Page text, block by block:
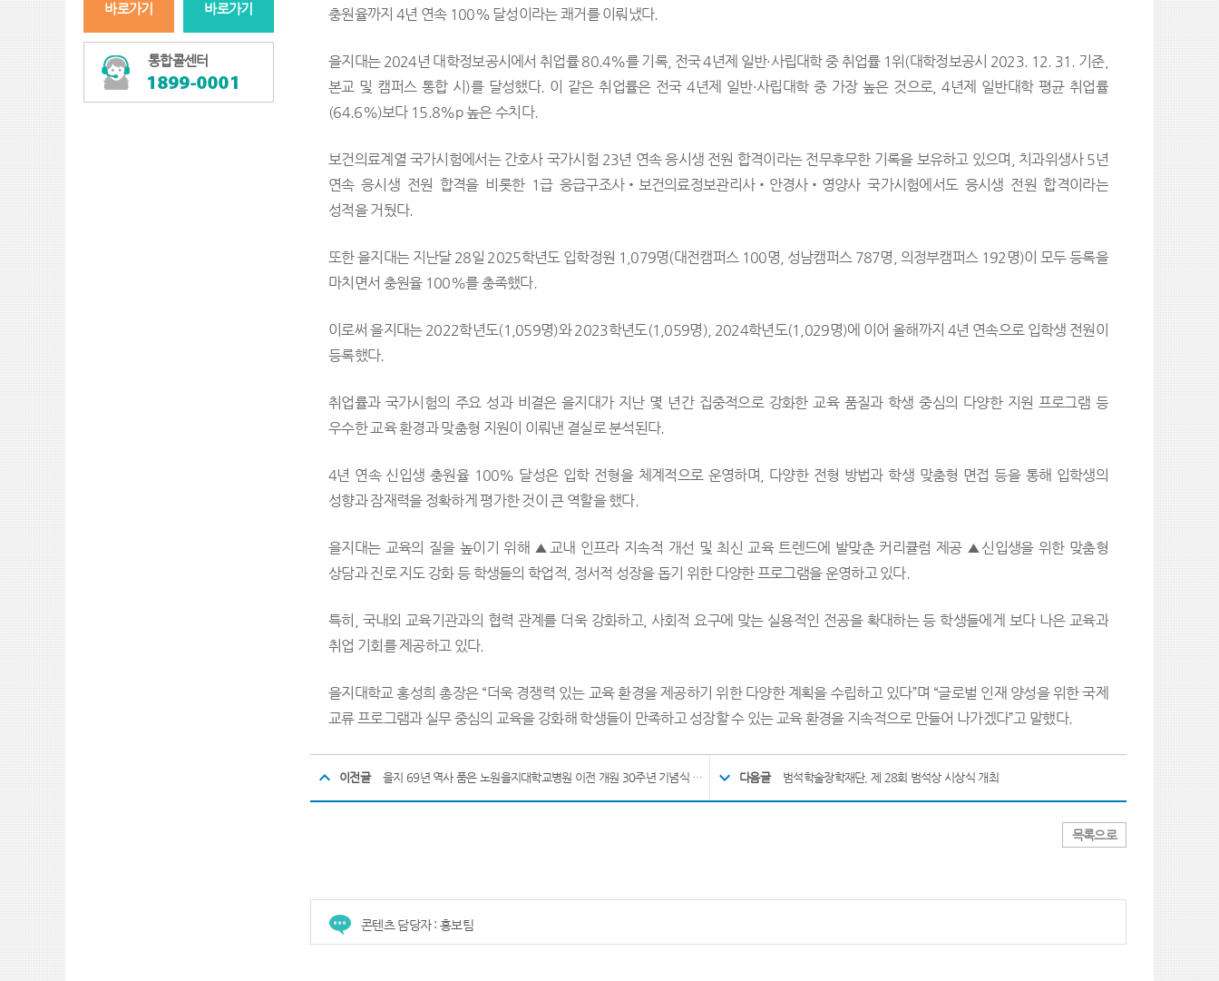
바로가기
바로가기
통합콜센터
충원율까지 4년 연속 100% 달성이라는 쾌거를 이뤄냈다.
을지대는 2024년 대학정보공시에서 취업률 80.4%를 기록, 전국 4년제 일반·사립대학 중 취업률 1위(대학정보공시 2023. 12. 31. 기준,
본교 및 캠퍼스 통합 시)를 달성했다. 이 같은 취업률은 전국 4년제 일반·사립대학 중 가장 높은 것으로, 4년제 일반대학 평균 취업률
(64.6%)보다 15.8%p 높은 수치다.
보건의료계열 국가시험에서는 간호사 국가시험 23년 연속 응시생 전원 합격이라는 전무후무한 기록을 보유하고 있으며, 치과위생사 5년
연속 응시생 전원 합격을 비롯한 1급 응급구조사‧보건의료정보관리사‧안경사‧영양사 국가시험에서도 응시생 전원 합격이라는
성적을 거뒀다.
또한 을지대는 지난달 28일 2025학년도 입학정원 1,079명(대전캠퍼스 100명, 성남캠퍼스 787명, 의정부캠퍼스 192명)이 모두 등록을
마치면서 충원율 100%를 충족했다.
이로써 을지대는 2022학년도(1,059명)와 2023학년도(1,059명), 2024학년도(1,029명)에 이어 올해까지 4년 연속으로 입학생 전원이
등록했다.
취업률과 국가시험의 주요 성과 비결은 을지대가 지난 몇 년간 집중적으로 강화한 교육 품질과 학생 중심의 다양한 지원 프로그램 등
우수한 교육 환경과 맞춤형 지원이 이뤄낸 결실로 분석된다.
4년 연속 신입생 충원율 100% 달성은 입학 전형을 체계적으로 운영하며, 다양한 전형 방법과 학생 맞춤형 면접 등을 통해 입학생의
성향과 잠재력을 정확하게 평가한 것이 큰 역할을 했다.
을지대는 교육의 질을 높이기 위해 ▲교내 인프라 지속적 개선 및 최신 교육 트렌드에 발맞춘 커리큘럼 제공 ▲신입생을 위한 맞춤형
상담과 진로 지도 강화 등 학생들의 학업적, 정서적 성장을 돕기 위한 다양한 프로그램을 운영하고 있다.
특히, 국내외 교육기관과의 협력 관계를 더욱 강화하고, 사회적 요구에 맞는 실용적인 전공을 확대하는 등 학생들에게 보다 나은 교육과
취업 기회를 제공하고 있다.
을지대학교 홍성희 총장은 “더욱 경쟁력 있는 교육 환경을 제공하기 위한 다양한 계획을 수립하고 있다”며 “글로벌 인재 양성을 위한 국제
교류 프로그램과 실무 중심의 교육을 강화해 학생들이 만족하고 성장할 수 있는 교육 환경을 지속적으로 만들어 나가겠다”고 말했다.
이전글 을지 69년 역사 품은 노원을지대학교병원 이전 개원 30주년 기념식 성료 다음글 범석학술장학재단, 제 28회 범석상 시상식 개최
목록으로
콘텐츠 담당자 : 홍보팀